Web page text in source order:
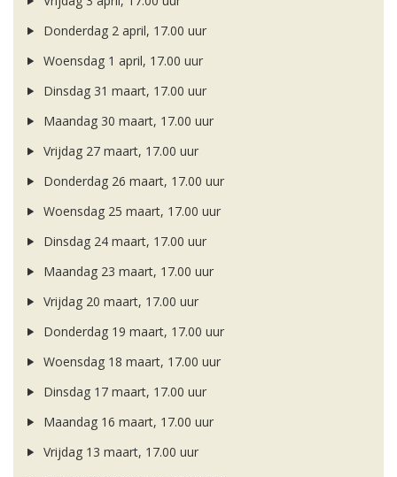
Donderdag 2 april, 17.00 uur
Woensdag 1 april, 17.00 uur
Dinsdag 31 maart, 17.00 uur
Maandag 30 maart, 17.00 uur
Vrijdag 27 maart, 17.00 uur
Donderdag 26 maart, 17.00 uur
Woensdag 25 maart, 17.00 uur
Dinsdag 24 maart, 17.00 uur
Maandag 23 maart, 17.00 uur
Vrijdag 20 maart, 17.00 uur
Donderdag 19 maart, 17.00 uur
Woensdag 18 maart, 17.00 uur
Dinsdag 17 maart, 17.00 uur
Maandag 16 maart, 17.00 uur
Vrijdag 13 maart, 17.00 uur